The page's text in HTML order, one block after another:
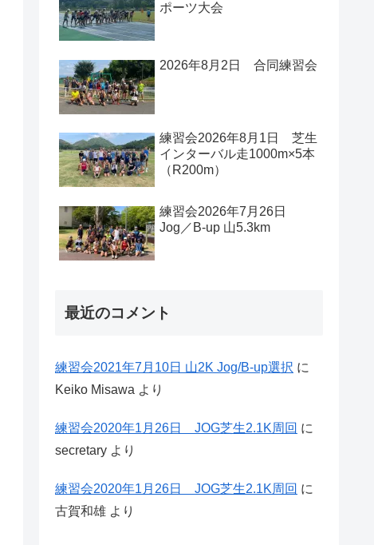
ポーツ大会
2026年8月2日 合同練習会
練習会2026年8月1日 芝生
インターバル走1000m×5本
（R200m）
練習会2026年7月26日
Jog／B-up 山5.3km
最近のコメント
練習会2021年7月10日 山2K Jog/B-up選択 に
Keiko Misawa より
練習会2020年1月26日 JOG芝生2.1K周回 に
secretary より
練習会2020年1月26日 JOG芝生2.1K周回 に
古賀和雄 より